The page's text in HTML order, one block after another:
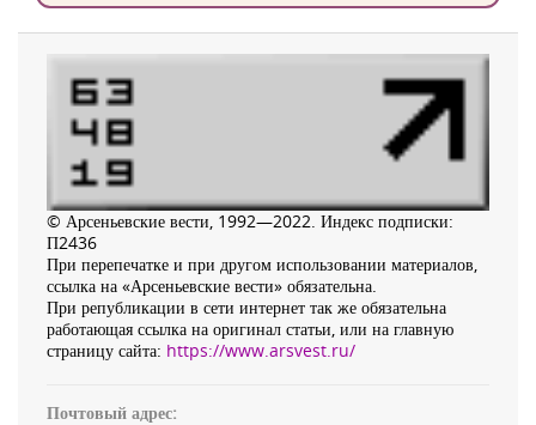
© Арсеньевские вести, 1992—2022. Индекс подписки:
П2436
При перепечатке и при другом использовании материалов,
ссылка на «Арсеньевские вести» обязательна.
При републикации в сети интернет так же обязательна
работающая ссылка на оригинал статьи, или на главную
страницу сайта: https://www.arsvest.ru/
Почтовый адрес: